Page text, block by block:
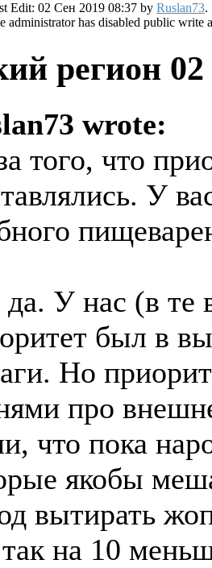
Edit: 02 Сен 2019 08:37 by Ruslan73.
administrator has disabled public write
регион
wrote:
того, что
У
да. У нас (в те
был в
Но
про
что пока
якобы
вытирать
на 10